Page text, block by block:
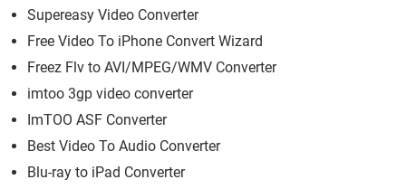
Supereasy Video Converter
Free Video To iPhone Convert Wizard
Freez Flv to AVI/MPEG/WMV Converter
imtoo 3gp video converter
ImTOO ASF Converter
Best Video To Audio Converter
Blu-ray to iPad Converter